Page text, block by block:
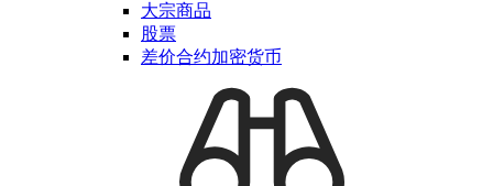
大宗商品
股票
差价合约加密货币